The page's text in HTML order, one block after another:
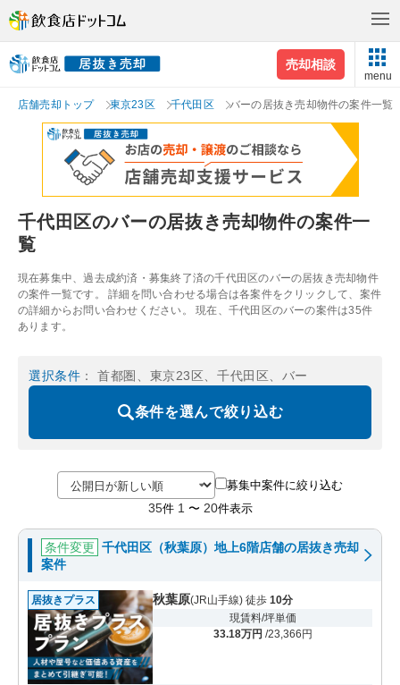
売却相談
menu
店舗売却トップ 東京23区 千代田区 バーの居抜き売却物件の案件一覧
千代田区のバーの居抜き売却物件の案件一
覧
現在募集中、過去成約済・募集終了済の千代田区のバーの居抜き売却物件
の案件一覧です。 詳細を問い合わせる場合は各案件をクリックして、案件
の詳細からお問い合わせください。 現在、千代田区のバーの案件は35件
あります。
選択条件 ： 首都圏、東京23区、千代田区、バー
条件を選んで絞り込む
募集中案件に絞り込む
35件 1 〜 20件表示
条件変更 千代田区（秋葉原）地上6階店舗の居抜き売却
案件
居抜きプラス 秋葉原(JR山手線) 徒歩 10分
現賃料/坪単価
33.18万円 /23,366円